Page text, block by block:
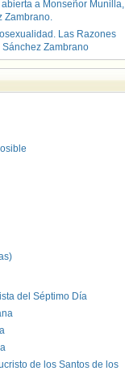
a Monseñor Munilla,
Zambrano.
Las Razones
Zambrano
del Séptimo Día
de los Santos de los